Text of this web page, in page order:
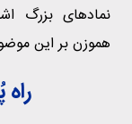
نماد‌های بزرگ
هموزن بر این